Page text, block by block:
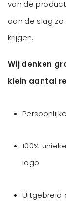
van de
aan de slag
krijgen.
Wij denken
klein aantal
100%
logo
Uitgebreid